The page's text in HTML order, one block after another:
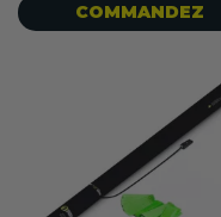
COMMANDEZ